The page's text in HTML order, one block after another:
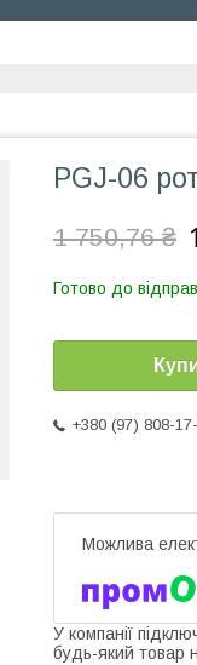
PGJ-06
1 750,76 ₴
Готово до
+380 (97) 808-
У компанії
будь-який товар